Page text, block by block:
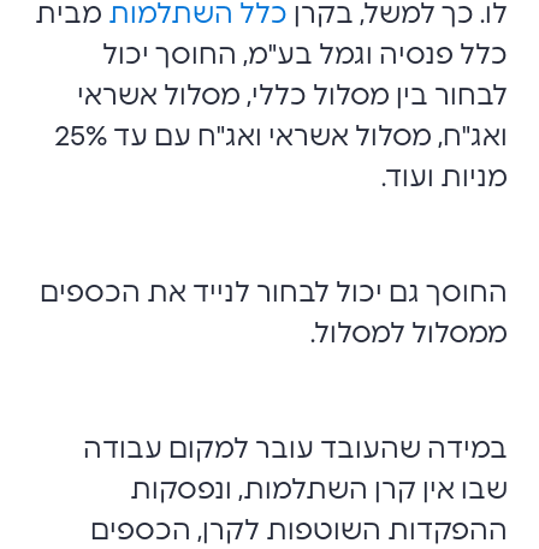
לו. כך למשל, בקרן כלל השתלמות מבית
כלל פנסיה וגמל בע"מ, החוסך יכול
לבחור בין מסלול כללי, מסלול אשראי
ואג"ח, מסלול אשראי ואג"ח עם עד 25%
מניות ועוד.
החוסך גם יכול לבחור לנייד את הכספים
ממסלול למסלול.
במידה שהעובד עובר למקום עבודה
שבו אין קרן השתלמות, ונפסקות
ההפקדות השוטפות לקרן, הכספים